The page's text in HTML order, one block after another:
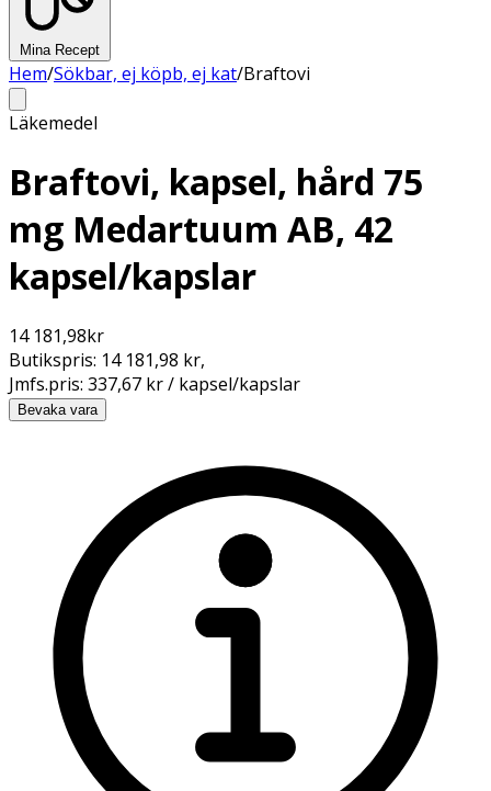
Mina Recept
Hem/Sökbar, ej köpb, ej kat/Braftovi
Läkemedel
Braftovi, kapsel, hård 75
mg Medartuum AB, 42
kapsel/kapslar
14 181,98kr
Butikspris: 14 181,98 kr,
Jmfs.pris: 337,67 kr / kapsel/kapslar
Bevaka vara